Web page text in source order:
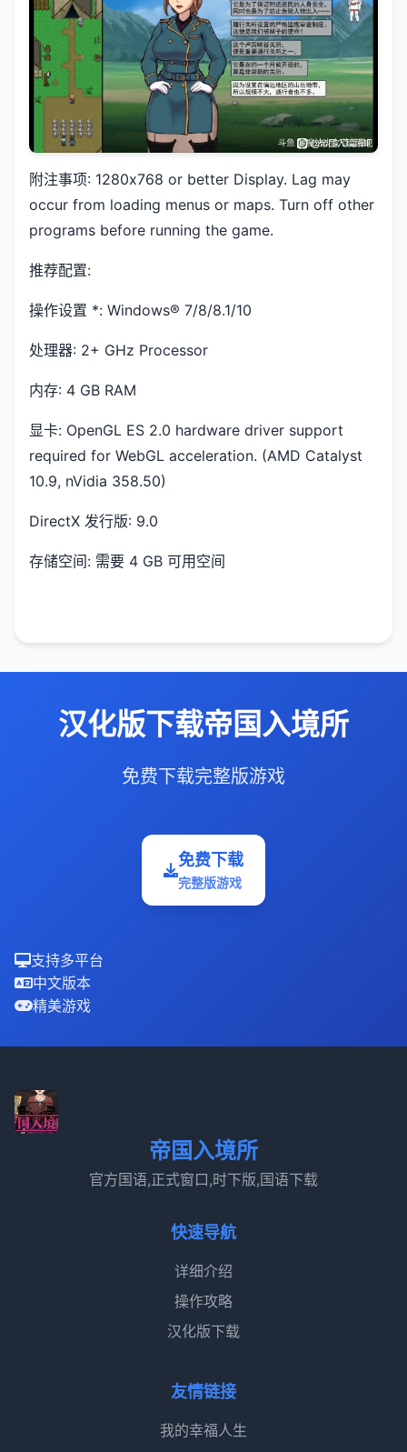
附注事项: 1280x768 or better Display. Lag may
occur from loading menus or maps. Turn off other
programs before running the game.
推荐配置:
操作设置 *: Windows® 7/8/8.1/10
处理器: 2+ GHz Processor
内存: 4 GB RAM
显卡: OpenGL ES 2.0 hardware driver support
required for WebGL acceleration. (AMD Catalyst
10.9, nVidia 358.50)
DirectX 发行版: 9.0
存储空间: 需要 4 GB 可用空间
汉化版下载帝国入境所
免费下载完整版游戏
免费下载
完整版游戏
支持多平台
中文版本
精美游戏
帝国入境所
官方国语,正式窗口,时下版,国语下载
快速导航
详细介绍
操作攻略
汉化版下载
友情链接
我的幸福人生